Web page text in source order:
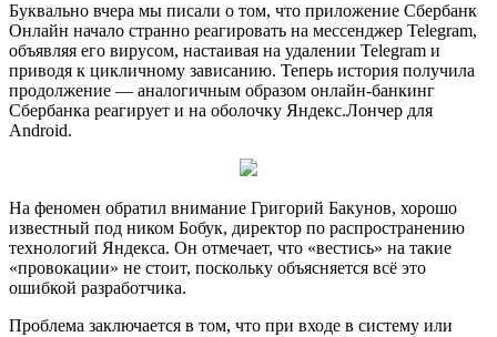
Буквально вчера мы писали о том, что приложение Сбербанк
Онлайн начало странно реагировать на мессенджер Telegram,
объявляя его вирусом, настаивая на удалении Telegram и
приводя к цикличному зависанию. Теперь история получила
продолжение — аналогичным образом онлайн-банкинг
Сбербанка реагирует и на оболочку Яндекс.Лончер для
Android.
На феномен обратил внимание Григорий Бакунов, хорошо
известный под ником Бобук, директор по распространению
технологий Яндекса. Он отмечает, что «вестись» на такие
«провокации» не стоит, поскольку объясняется всё это
ошибкой разработчика.
Проблема заключается в том, что при входе в систему или